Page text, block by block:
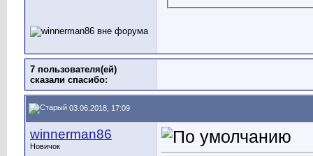
7 пользователя(ей)
сказали cпасибо:
03.06.2018, 17:09
winnerman86
Новичок